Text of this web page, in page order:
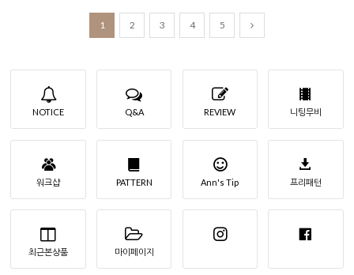
1 2 3 4 5
NOTICE Q&A REVIEW 니팅무비
워크샵 PATTERN Ann's Tip 프리패턴
최근본상품 마이페이지